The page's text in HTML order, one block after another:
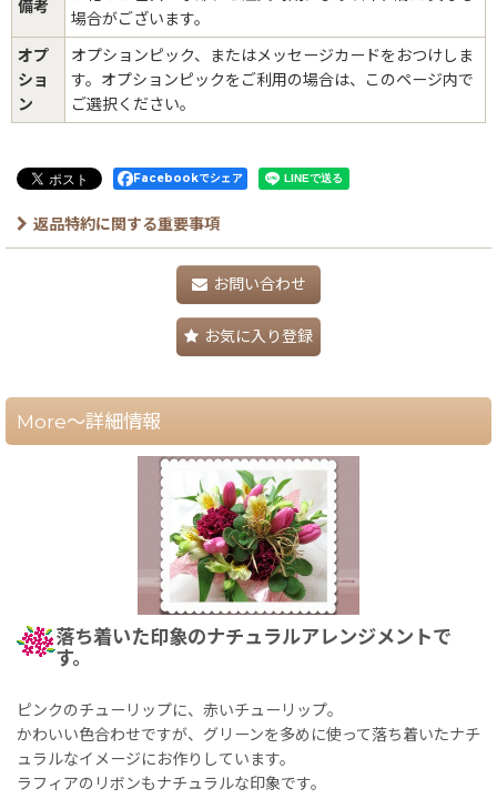
備考
場合がございます。
オプ
ショ
ン
オプションピック、またはメッセージカードをおつけしま
す。オプションピックをご利用の場合は、このページ内で
ご選択ください。
Facebookでシェア
返品特約に関する重要事項
お問い合わせ
お気に入り登録
More～詳細情報
落ち着いた印象のナチュラルアレンジメントで
す。
ピンクのチューリップに、赤いチューリップ。
かわいい色合わせですが、グリーンを多めに使って落ち着いたナチ
ュラルなイメージにお作りしています。
ラフィアのリボンもナチュラルな印象です。